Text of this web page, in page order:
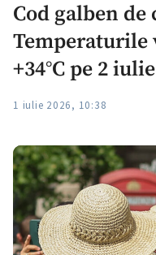
+2
Cod galben de
Temperaturile
+34°C pe 2 iulie
1 iulie 2026, 10:38